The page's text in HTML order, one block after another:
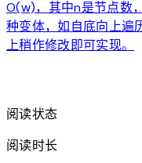
O(w)，其中n是节点数
种变体，如自底向上遍
上稍作修改即可实现。
阅读状态
阅读时长